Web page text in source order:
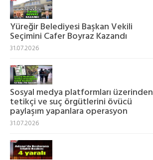
Yüreğir Belediyesi Başkan Vekili
Seçimini Cafer Boyraz Kazandı
31.07.2026
Sosyal medya platformları üzerinden
tetikçi ve suç örgütlerini övücü
paylaşım yapanlara operasyon
31.07.2026